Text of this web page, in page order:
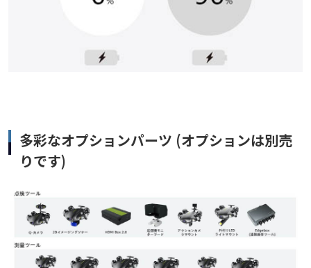
多彩なオプションパーツ (オプションは別売
りです)